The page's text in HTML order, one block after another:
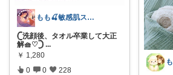
もも🍒敏感肌スキンケア⌇猫ちゃんと一緒
‎𓊆洗顔後、タオル卒業して大正
解🧺♡‎𓊇 ...
￥ 1,280
0 0 228